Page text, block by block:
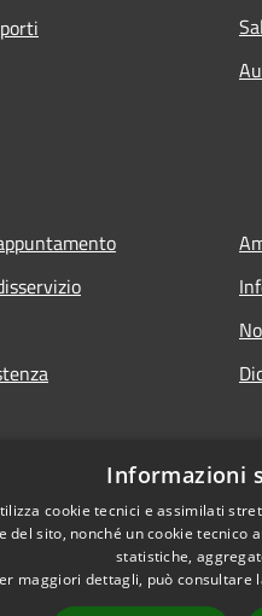
Informazioni
cookie tecnici e assimilati
del sito, nonché un cookie
statistiche,
maggiori dettagli, può consultare